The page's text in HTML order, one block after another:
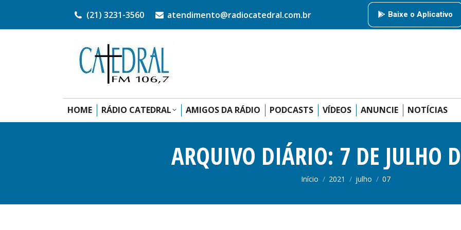
(21) 3231-3560 atendimento@radiocatedral.com.br Baixe o Aplicativo
HOME RÁDIO CATEDRAL AMIGOS DA RÁDIO PODCASTS VÍDEOS ANUNCIE NOTÍCIAS
ARQUIVO DIÁRIO: 7 DE JULHO
Você está aqui:
Início 2021 julho 07
HOME RÁDIO CATEDRAL AMIGOS DA RÁDIO